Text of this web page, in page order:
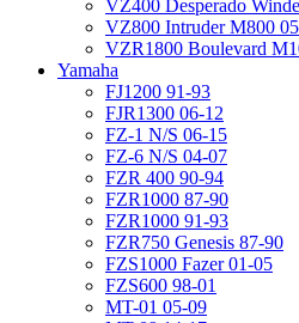
VZ400 Desperado
VZ800 Intruder M800
VZR1800 Boulevard
Yamaha
FJ1200 91-93
FJR1300 06-12
FZ-1 N/S 06-15
FZ-6 N/S 04-07
FZR 400 90-94
FZR1000 87-90
FZR1000 91-93
FZR750 Genesis 87-90
FZS1000 Fazer 01-05
FZS600 98-01
MT-01 05-09